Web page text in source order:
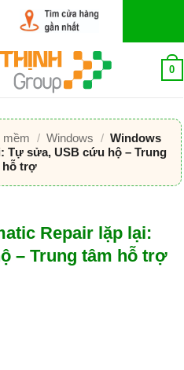
0
mềm / Windows / Windows
Tự sửa, USB cứu hộ – Trung
hỗ trợ
Repair lặp lại:
– Trung tâm hỗ trợ